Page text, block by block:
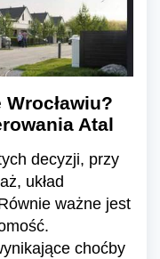
Atal
decyzji, przy
układ
ważne jest
choćby